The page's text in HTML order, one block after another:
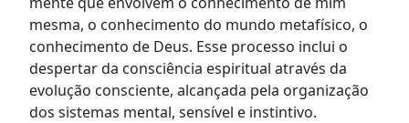
mesma, o conhecimento do mundo metafísico, o
conhecimento de Deus. Esse processo inclui o
despertar da consciência espiritual através da
evolução consciente, alcançada pela organização
dos sistemas mental, sensível e instintivo.